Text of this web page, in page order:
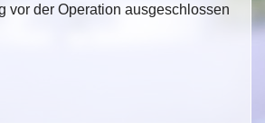
vor der Operation ausgeschlossen